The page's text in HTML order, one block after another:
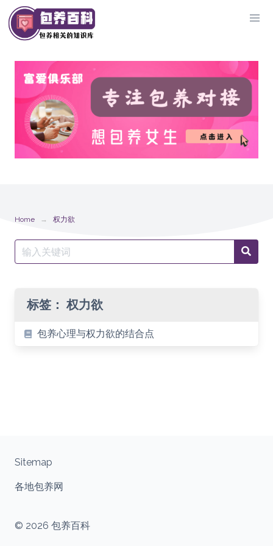
Skip
to
content
Home 权力欲
Search
for:
标签：权力欲
包养心理与权力欲的结合点
© 2026 包养百科
Sitemap
各地包养网